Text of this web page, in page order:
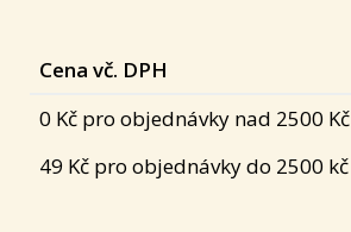
Cena vč. DPH
0 Kč pro objednávky nad 2500 Kč
49 Kč pro objednávky do 2500 kč